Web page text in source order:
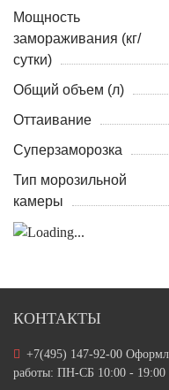
Мощность
замораживания (кг/
сутки)
Общий объем (л)
Оттаивание
Суперзаморозка
Тип морозильной
камеры
КОНТАКТЫ
+7(495) 147-92-00
работы: ПН-СБ 10:00 - 19:00